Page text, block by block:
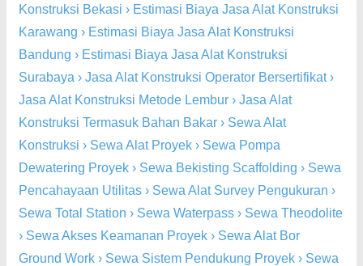
Konstruksi Bekasi › Estimasi Biaya Jasa Alat Konstruksi
Karawang › Estimasi Biaya Jasa Alat Konstruksi
Bandung › Estimasi Biaya Jasa Alat Konstruksi
Surabaya › Jasa Alat Konstruksi Operator Bersertifikat›
Jasa Alat Konstruksi Metode Lembur › Jasa Alat
Konstruksi Termasuk Bahan Bakar › Sewa Alat
Konstruksi › Sewa Alat Proyek › Sewa Pompa
Dewatering Proyek › Sewa Bekisting Scaffolding › Sewa
Pencahayaan Utilitas › Sewa Alat Survey Pengukuran ›
Sewa Total Station › Sewa Waterpass › Sewa Theodolite
› Sewa Akses Keamanan Proyek › Sewa Alat Bor
Ground Work › Sewa Sistem Pendukung Proyek › Sewa